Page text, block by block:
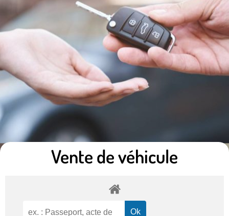
Vente de véhicule